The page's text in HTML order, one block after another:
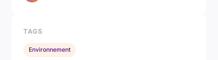
TAGS
Environnement